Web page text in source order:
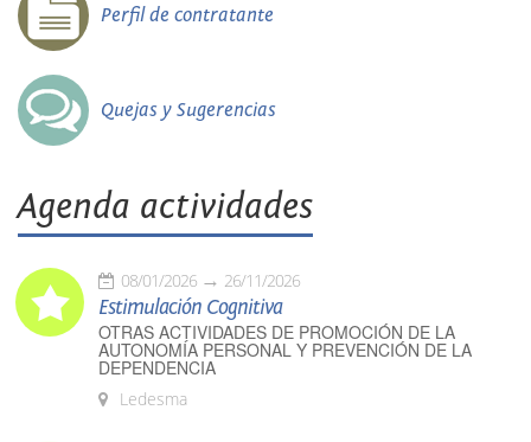
Perfil de contratante
Quejas y Sugerencias
Agenda actividades
08/01/2026 26/11/2026
Estimulación Cognitiva
OTRAS ACTIVIDADES DE PROMOCIÓN DE LA
AUTONOMÍA PERSONAL Y PREVENCIÓN DE LA
DEPENDENCIA
Ledesma